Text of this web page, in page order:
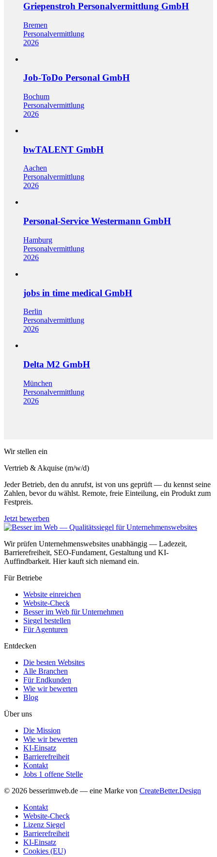
Griepenstroh Personalvermittlung GmbH
Bremen
Personalvermittlung
2026
Job-ToDo Personal GmbH
Bochum
Personalvermittlung
2026
bwTALENT GmbH
Aachen
Personalvermittlung
2026
Personal-Service Westermann GmbH
Hamburg
Personalvermittlung
2026
jobs in time medical GmbH
Berlin
Personalvermittlung
2026
Delta M2 GmbH
München
Personalvermittlung
2026
Wir stellen ein
Vertrieb & Akquise (m/w/d)
Jeder Betrieb, den du anrufst, ist von uns geprüft — du kennst seine
Zahlen, bevor du wählst. Remote, freie Einteilung, ein Produkt zum
Festpreis.
Jetzt bewerben
Wir prüfen Unternehmenswebsites unabhängig — Ladezeit,
Barrierefreiheit, SEO-Fundament, Gestaltung und KI-
Auffindbarkeit. Hier kauft sich niemand ein.
Für Betriebe
Website einreichen
Website-Check
Besser im Web für Unternehmen
Siegel bestellen
Für Agenturen
Entdecken
Die besten Websites
Alle Branchen
Für Endkunden
Wie wir bewerten
Blog
Über uns
Die Mission
Wie wir bewerten
KI-Einsatz
Barrierefreiheit
Kontakt
Jobs 1 offene Stelle
© 2026 besserimweb.de — eine Marke von CreateBetter.Design
Kontakt
Website-Check
Lizenz Siegel
Barrierefreiheit
KI-Einsatz
Cookies (EU)